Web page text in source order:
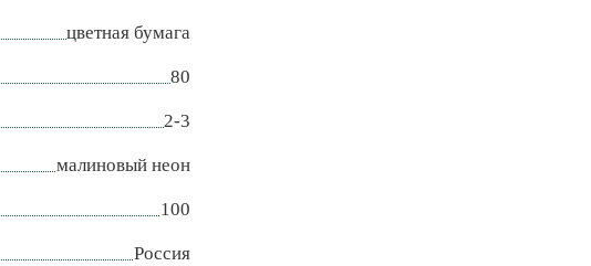
цветная бумага
80
2-3
малиновый неон
100
Россия